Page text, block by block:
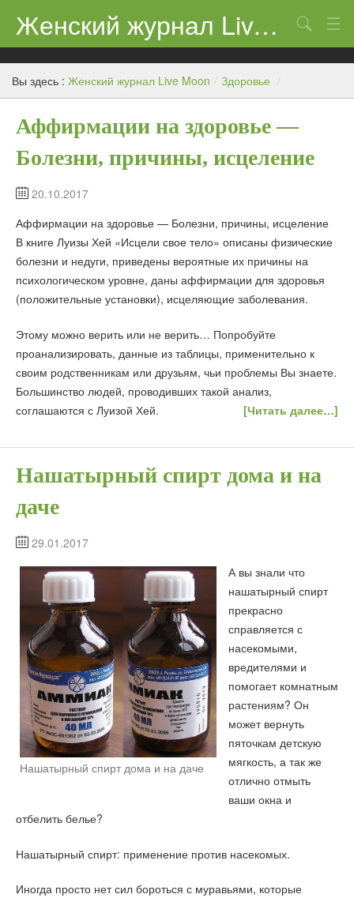
Женский журнал Live Moon
Дети
Домашний очаг
Здоровье
Каталог
Косметика
Новости
Поиск
Вы здесь : Женский журнал Live Moon / Здоровье /
Аффирмации на здоровье —
Болезни, причины, исцеление
20.10.2017
Аффирмации на здоровье — Болезни, причины, исцеление
В книге Луизы Хей «Исцели свое тело» описаны физические
болезни и недуги, приведены вероятные их причины на
психологическом уровне, даны аффирмации для здоровья
(положительные установки), исцеляющие заболевания.
Этому можно верить или не верить… Попробуйте
проанализировать, данные из таблицы, применительно к
своим родственникам или друзьям, чьи проблемы Вы знаете.
Большинство людей, проводивших такой анализ,
соглашаются с Луизой Хей.
[Читать далее…]
Нашатырный спирт дома и на
даче
29.01.2017
Нашатырный спирт дома и на даче
А вы знали что
нашатырный спирт
прекрасно
справляется с
насекомыми,
вредителями и
помогает комнатным
растениям? Он
может вернуть
пяточкам детскую
мягкость, а так же
отлично отмыть
ваши окна и
отбелить белье?
Нашатырный спирт: применение против насекомых.
Иногда просто нет сил бороться с муравьями, которые